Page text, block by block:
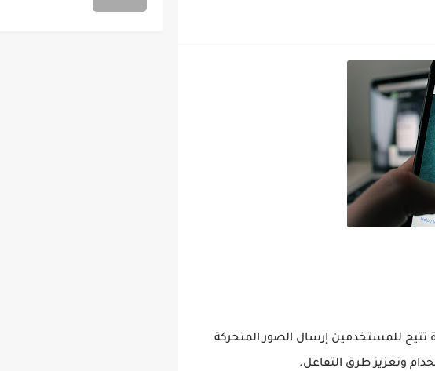
تتيح للمستخدمين إرسال الصور المتحركة
وتعزيز طرق التفاعل.